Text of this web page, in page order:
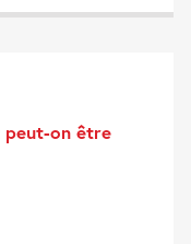
peut-on être